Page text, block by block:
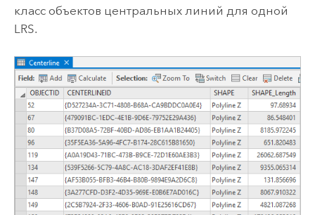
класс объектов центральных линий для одной
LRS.